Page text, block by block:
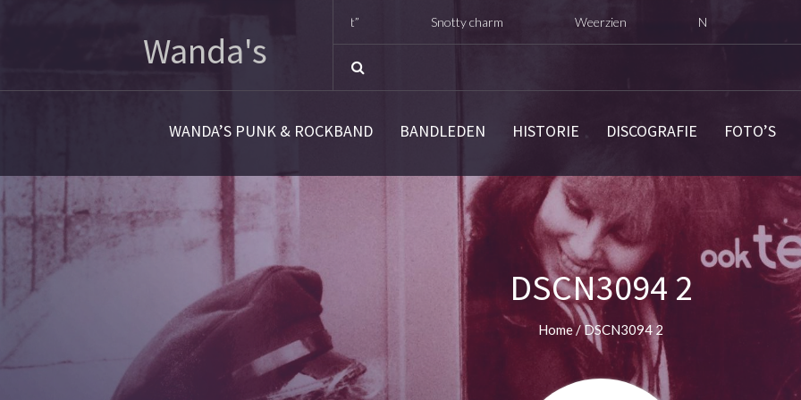
Wanda's
Snotty charm Nu opnieuw digitaal
WANDA’S PUNK & ROCKBAND BANDLEDEN HISTORIE DISCOGRAFIE FOTO’S
DSCN3094 2
Home/DSCN3094 2